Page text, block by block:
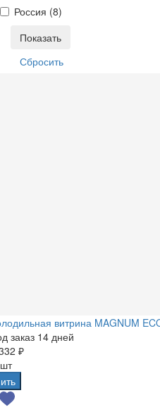
Россия (8)
витрина MAGNUM
заказ 14 дней
₽